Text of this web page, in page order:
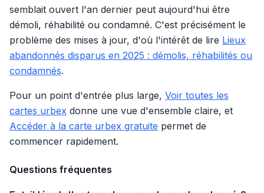
semblait ouvert l'an dernier peut aujourd'hui être
démoli, réhabilité ou condamné. C'est précisément le
problème des mises à jour, d'où l'intérêt de lire Lieux
abandonnés disparus en 2025 : démolis, réhabilités ou
condamnés.
Pour un point d'entrée plus large, Voir toutes les
cartes urbex donne une vue d'ensemble claire, et
Accéder à la carte urbex gratuite permet de
commencer rapidement.
Questions fréquentes